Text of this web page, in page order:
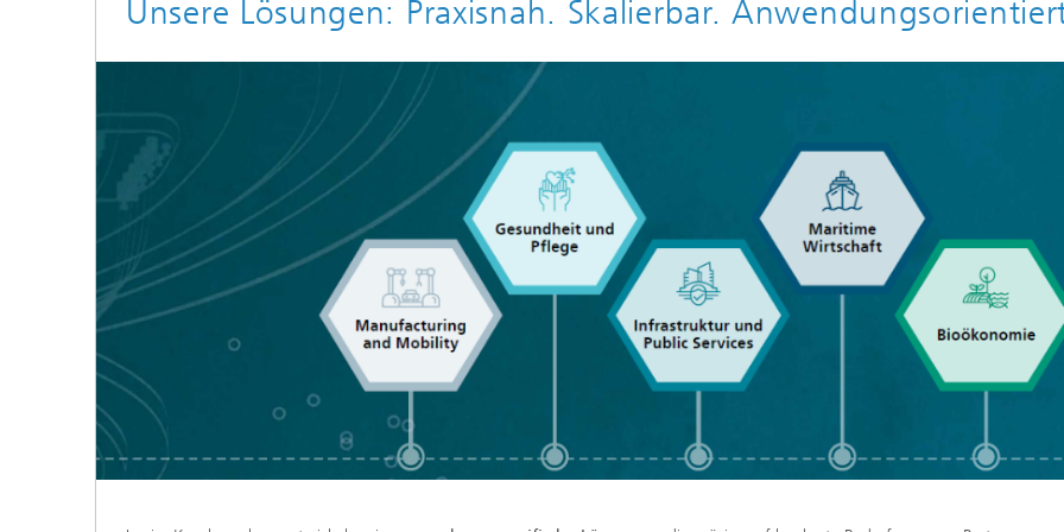
Unsere Lösungen: Praxisnah. Skalierbar.